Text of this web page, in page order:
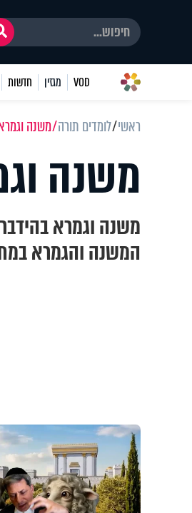
VOD מגזין חדשות
ראשי לומדים תורה משנה
משנה
משנה וגמרא
המשנה והגמרא